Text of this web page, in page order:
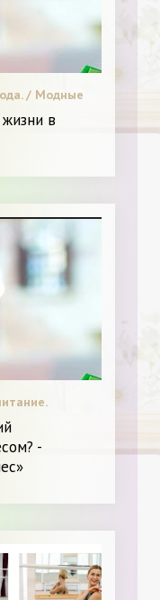
/ Модные
/ Я и Мода.
в
-